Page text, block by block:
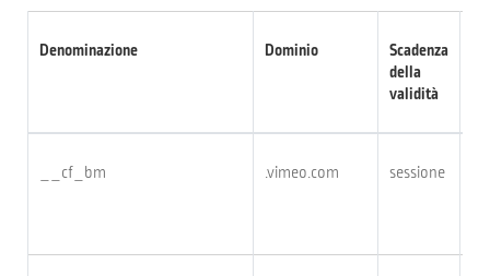
Denominazione Dominio
Scadenza
della
validità
__cf_bm .vimeo.com sessione